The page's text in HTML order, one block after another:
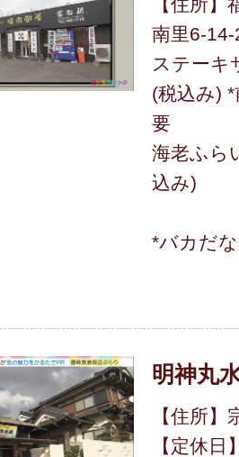
南里6-14-
ステーキ
(税込み)
要
海老ふら
込み)
*バカだ
明神丸
【住所
【定休日